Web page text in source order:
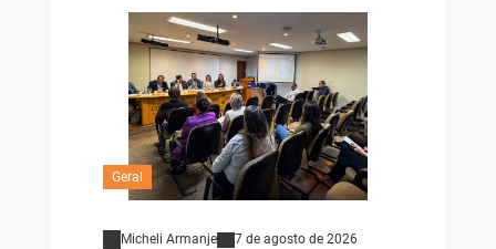
Geral
Micheli Armanje 7 de agosto de 2026